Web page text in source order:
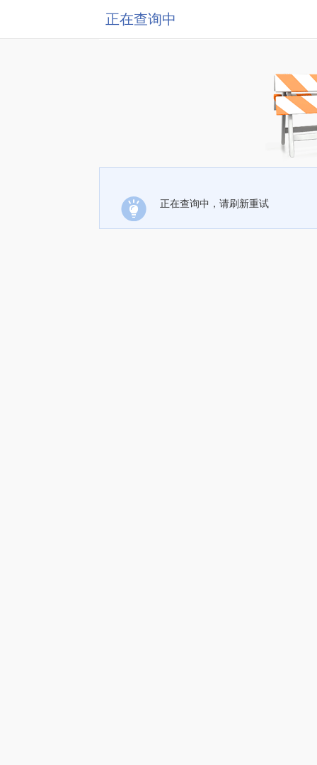
正在查询中
正在查询中，请刷新重试